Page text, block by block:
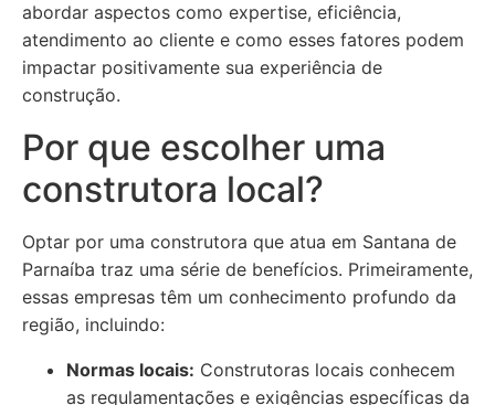
abordar aspectos como expertise, eficiência,
atendimento ao cliente e como esses fatores podem
impactar positivamente sua experiência de
construção.
Por que escolher uma
construtora local?
Optar por uma construtora que atua em Santana de
Parnaíba traz uma série de benefícios. Primeiramente,
essas empresas têm um conhecimento profundo da
região, incluindo:
Normas locais: Construtoras locais conhecem
as regulamentações e exigências específicas da